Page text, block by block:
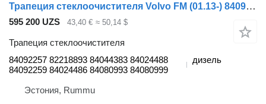
Трапеция стеклоочистителя Volvo FM (01.13-) 84092257 для грузовика Volvo FH, FM, FMX-4 series (2013-)
595 200 UZS 43,40 € ≈ 50,14 $
Трапеция стеклоочистителя
84092257 82218893 84044383 84024488
84092259 84024486 84080993 84080999
дизель
Эстония, Rummu